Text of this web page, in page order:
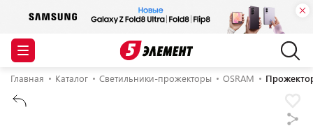
Главная Каталог Светильники-прожекторы OSRAM